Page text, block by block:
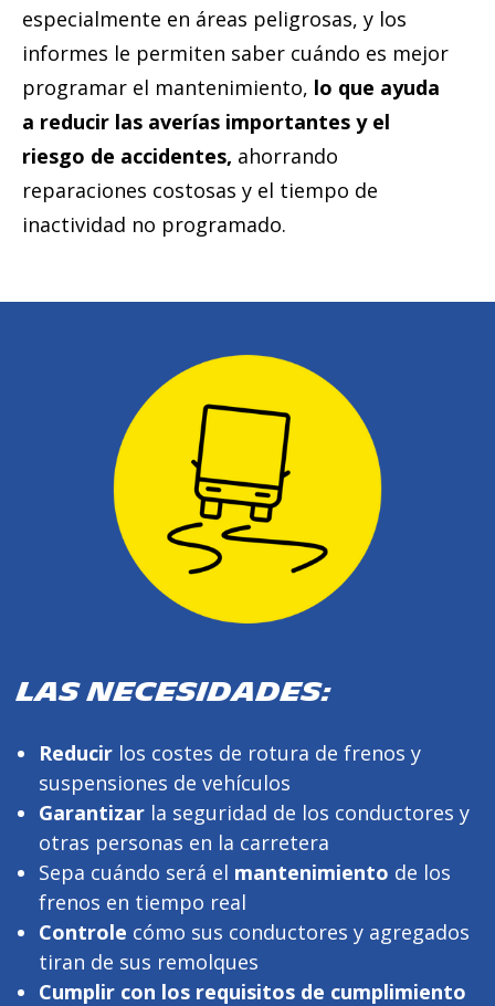
especialmente en áreas peligrosas, y los
informes le permiten saber cuándo es mejor
programar el mantenimiento, lo que ayuda
a reducir las averías importantes y el
riesgo de accidentes, ahorrando
reparaciones costosas y el tiempo de
inactividad no programado.
LAS NECESIDADES:
Reducir los costes de rotura de frenos y
suspensiones de vehículos
Garantizar la seguridad de los conductores y
otras personas en la carretera
Sepa cuándo será el mantenimiento de los
frenos en tiempo real
Controle cómo sus conductores y agregados
tiran de sus remolques
Cumplir con los requisitos de cumplimiento